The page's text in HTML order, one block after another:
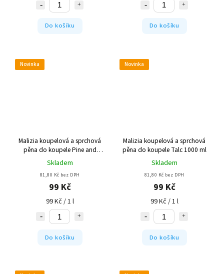
Do košíku Do košíku
Novinka
Malizia koupelová a sprchová
pěna do koupele Pine and
Green Tea 1000 ml
Skladem
81,80 Kč bez DPH
99 Kč
99 Kč / 1 l
Do košíku
Novinka
Malizia koupelová a sprchová
pěna do koupele Talc 1000 ml
Skladem
81,80 Kč bez DPH
99 Kč
99 Kč / 1 l
Do košíku